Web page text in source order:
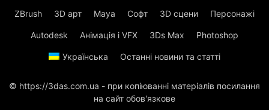
ZBrush 3D арт Maya Софт 3D сцени Персонажі
Autodesk Анімація і VFX 3Ds Max Photoshop
Українська Останні новини та статті
© https://3das.com.ua - при копіюванні матеріалів посилання
на сайт обов'язкове